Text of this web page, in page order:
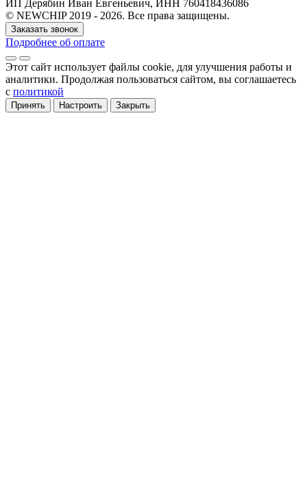
ИП Дерябин Иван Евгеньевич, ИНН 760418436086
© NEWCHIP 2019 - 2026. Все права защищены.
Заказать звонок
Подробнее об оплате
Этот сайт использует файлы cookie, для улучшения работы и
аналитики. Продолжая пользоваться сайтом, вы соглашаетесь
с политикой
Принять Настроить Закрыть